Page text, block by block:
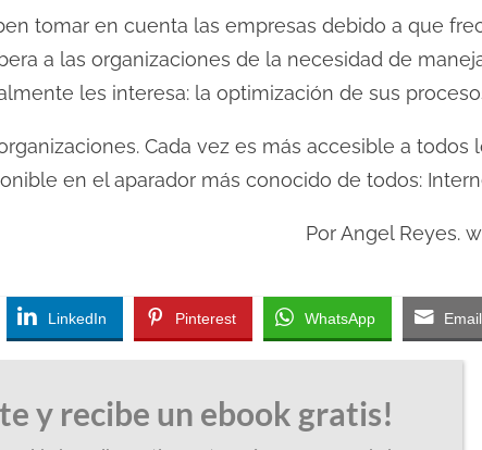
tomar en cuenta las empresas debido a que
a las organizaciones de la necesidad de
les interesa: la optimización de sus
Cada vez es más accesible a todos
en el aparador más conocido de todos:
Por Angel Reyes.
LinkedIn Pinterest WhatsApp Email